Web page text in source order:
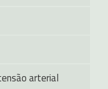
arterial